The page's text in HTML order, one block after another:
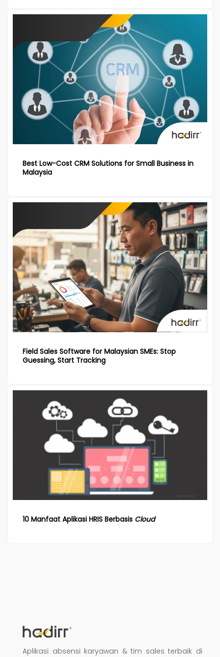
Best Low-Cost CRM Solutions for Small Business in
Malaysia
Field Sales Software for Malaysian SMEs: Stop
Guessing, Start Tracking
10 Manfaat Aplikasi HRIS Berbasis Cloud
Aplikasi absensi karyawan & tim sales terbaik di